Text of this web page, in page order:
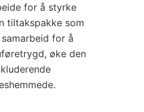
for å styrke
tiltakspakke som
for å
øke den